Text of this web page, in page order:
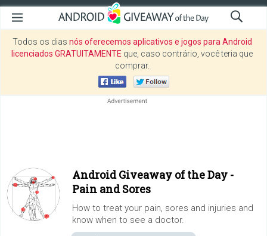
Todos os dias nós oferecemos aplicativos e jogos para Android
licenciados GRATUITAMENTE que, caso contrário, você teria que
comprar.
Android Giveaway of the Day -
Pain and Sores
How to treat your pain, sores and injuries and
know when to see a doctor.